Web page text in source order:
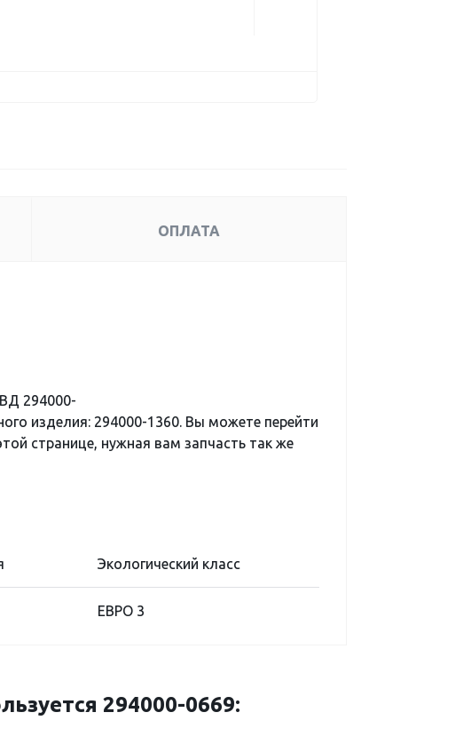
ОПЛАТА
294000-
изделия: 294000-1360. Вы можете перейти
странице, нужная вам запчасть так же
Экологический класс
ЕВРО 3
294000-0669: